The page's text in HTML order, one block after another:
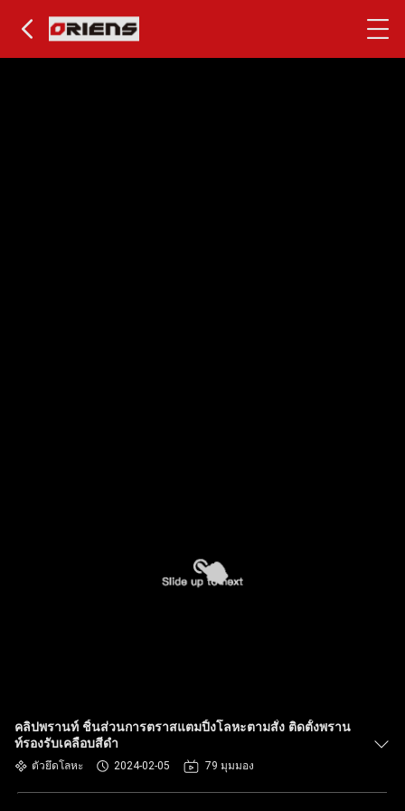
คลิปพรานท์ ชิ้นส่วนการตราสแตมปิ้งโลหะตามสั่ง ติดตั้งพราน
ท์รองรับเคลือบสีดํา
ตัวยึดโลหะ 2024-02-05 79 มุมมอง